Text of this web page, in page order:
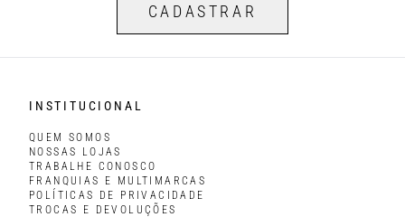
CADASTRAR
INSTITUCIONAL
QUEM SOMOS
NOSSAS LOJAS
TRABALHE CONOSCO
FRANQUIAS E MULTIMARCAS
POLÍTICAS DE PRIVACIDADE
TROCAS E DEVOLUÇÕES